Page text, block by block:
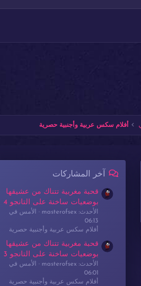
Times New
الإلكتروني
أفلام سكس عربية وأجنبية حصرية
آخر المشاركات
قحبة مغربية تتناك من عشيقها
بوضعيات ساخنة على التانجو 4
الأحدث: masterofsex
الأمس في
06:13
أفلام سكس عربية وأجنبية حصرية
قحبة مغربية تتناك من عشيقها
بوضعيات ساخنة على التانجو 3
الأحدث: masterofsex
الأمس في
06:01
أفلام سكس عربية وأجنبية حصرية